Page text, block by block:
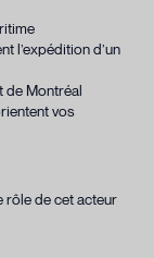
l’expédition d’un
de Montréal
vos
rôle de cet acteur